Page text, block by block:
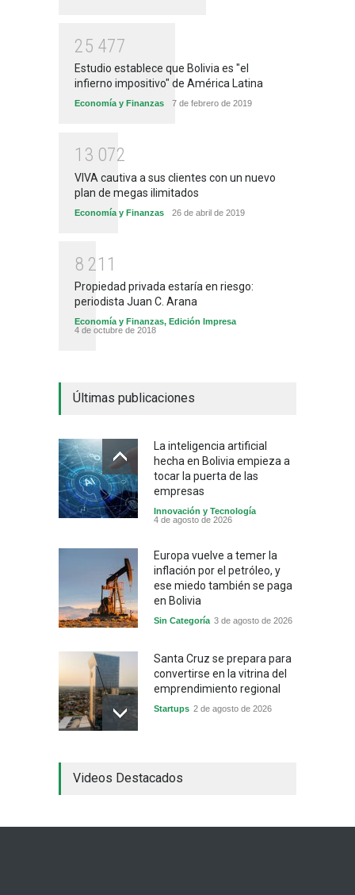
25 477
Estudio establece que Bolivia es "el
infierno impositivo" de América Latina
Economía y Finanzas 7 de febrero de 2019
1 3 072
VIVA cautiva a sus clientes con un nuevo
plan de megas ilimitados
Economía y Finanzas 26 de abril de 2019
8 21 1
Propiedad privada estaría en riesgo:
periodista Juan C. Arana
Economía y Finanzas, Edición Impresa
4 de octubre de 2018
Últimas publicaciones
La inteligencia artificial
hecha en Bolivia empieza a
tocar la puerta de las
empresas
Innovación y Tecnología
4 de agosto de 2026
Europa vuelve a temer la
inflación por el petróleo, y
ese miedo también se paga
en Bolivia
Sin Categoría 3 de agosto de 2026
Santa Cruz se prepara para
convertirse en la vitrina del
emprendimiento regional
Startups 2 de agosto de 2026
industrial y el golpe puede
Sin Categoría 1 de agosto de 2026
Videos Destacados